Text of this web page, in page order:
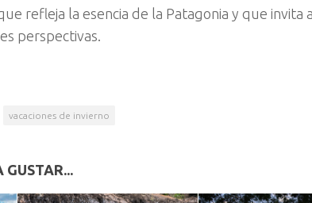
refleja la esencia de la Patagonia y que invita a
perspectivas.
vacaciones de invierno
GUSTAR...